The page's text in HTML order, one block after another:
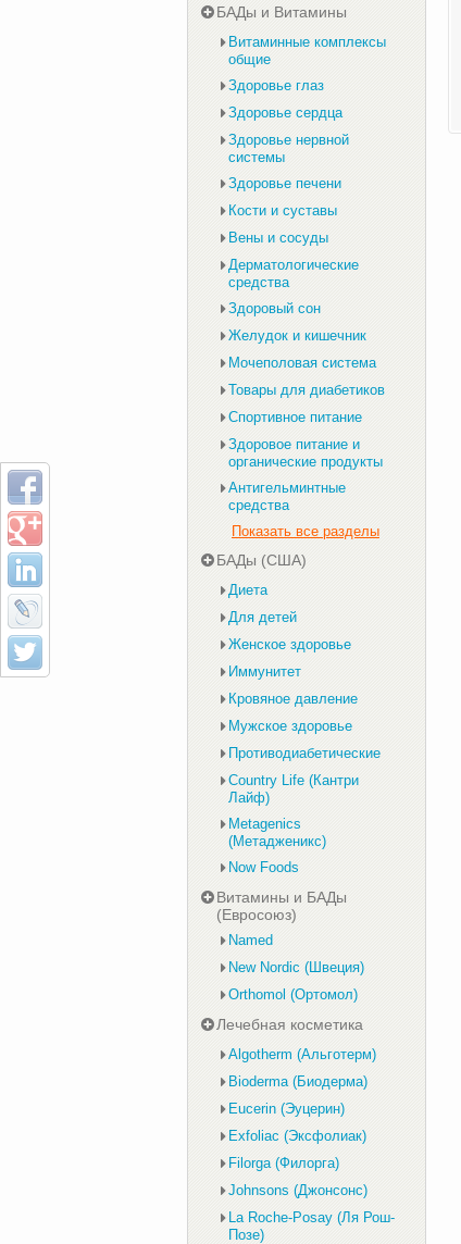
БАДы и Витамины
Витаминные комплексы
общие
Здоровье глаз
Здоровье сердца
Здоровье нервной
системы
Здоровье печени
Кости и суставы
Вены и сосуды
Дерматологические
средства
Здоровый сон
Желудок и кишечник
Мочеполовая система
Товары для диабетиков
Спортивное питание
Здоровое питание и
органические продукты
Антигельминтные
средства
Показать все разделы
БАДы (США)
Диета
Для детей
Женское здоровье
Иммунитет
Кровяное давление
Мужское здоровье
Противодиабетические
Country Life (Кантри
Лайф)
Metagenics
(Метадженикс)
Now Foods
Витамины и БАДы
(Евросоюз)
Named
New Nordic (Швеция)
Orthomol (Ортомол)
Лечебная косметика
Algotherm (Альготерм)
Bioderma (Биодерма)
Eucerin (Эуцерин)
Exfoliac (Эксфолиак)
Filorga (Филорга)
Johnsons (Джонсонс)
La Roche-Posay (Ля Рош-
Позе)